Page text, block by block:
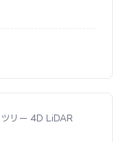
リー 4D LiDAR